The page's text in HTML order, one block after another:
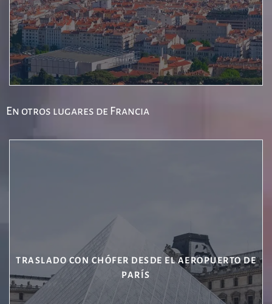
En otros lugares de Francia
TRASLADO CON CHÓFER DESDE EL AEROPUERTO DE
PARÍS